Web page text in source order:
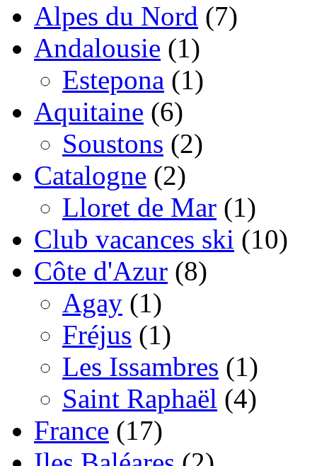
Alpes du Nord (7)
Andalousie (1)
Estepona (1)
Aquitaine (6)
Soustons (2)
Catalogne (2)
Lloret de Mar (1)
Club vacances ski (10)
Côte d'Azur (8)
Agay (1)
Fréjus (1)
Les Issambres (1)
Saint Raphaël (4)
France (17)